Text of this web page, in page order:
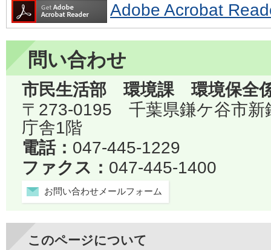
Adobe Acrobat
問い合わせ
市民生活部 環境課 環境保全
〒273-0195 千葉県鎌ケ谷市
庁舎1階
電話： 047-445-1229
ファクス： 047-445-1400
お問い合わせメールフォーム
このページについて